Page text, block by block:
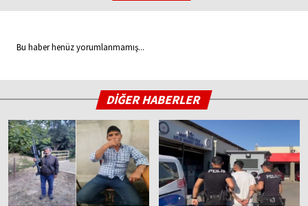
Bu haber henüz yorumlanmamış...
DİĞER HABERLER